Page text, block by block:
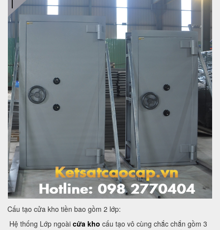
Cấu tạo cửa kho tiền bao gồm 2 lớp:
Hệ thống Lớp ngoài cửa kho cấu tạo vô cùng chắc chắn gồm 3